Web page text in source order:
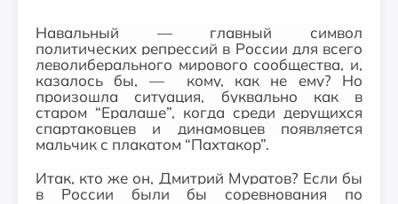
Навальный — главный символ
политических репрессий в России для всего
леволиберального мирового сообщества, и,
казалось бы, — кому, как не ему? Но
произошла ситуация, буквально как в
старом “Ералаше”, когда среди дерущихся
спартаковцев и динамовцев появляется
мальчик с плакатом “Пахтакор”.
Итак, кто же он, Дмитрий Муратов? Если бы
в России были бы соревнования по